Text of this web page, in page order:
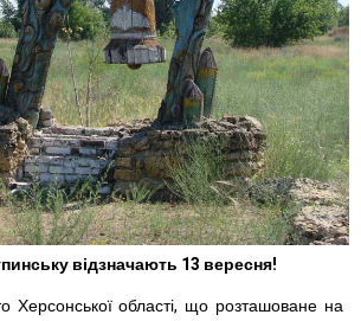
відзначають 13 вересня!
Херсонської області, що розташоване на